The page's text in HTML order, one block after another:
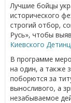
Лучшие бойцы
исторического
строгий отбор,
Русь», чтобы
Киевского
В программе
на один, а также
поборются за
выносливого, а
незабываемое